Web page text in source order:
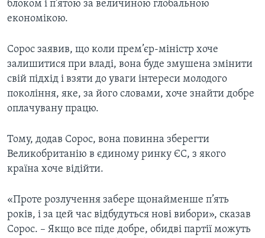
блоком і п’ятою за величиною глобальною
економікою.
Сорос заявив, що коли прем’єр-міністр хоче
залишитися при владі, вона буде змушена змінити
свій підхід і взяти до уваги інтереси молодого
покоління, яке, за його словами, хоче знайти добре
оплачувану працю.
Тому, додав Сорос, вона повинна зберегти
Великобританію в єдиному ринку ЄС, з якого
країна хоче відійти.
«Проте розлучення забере щонайменше п’ять
років, і за цей час відбудуться нові вибори», сказав
Сорос. – Якщо все піде добре, обидві партії можуть